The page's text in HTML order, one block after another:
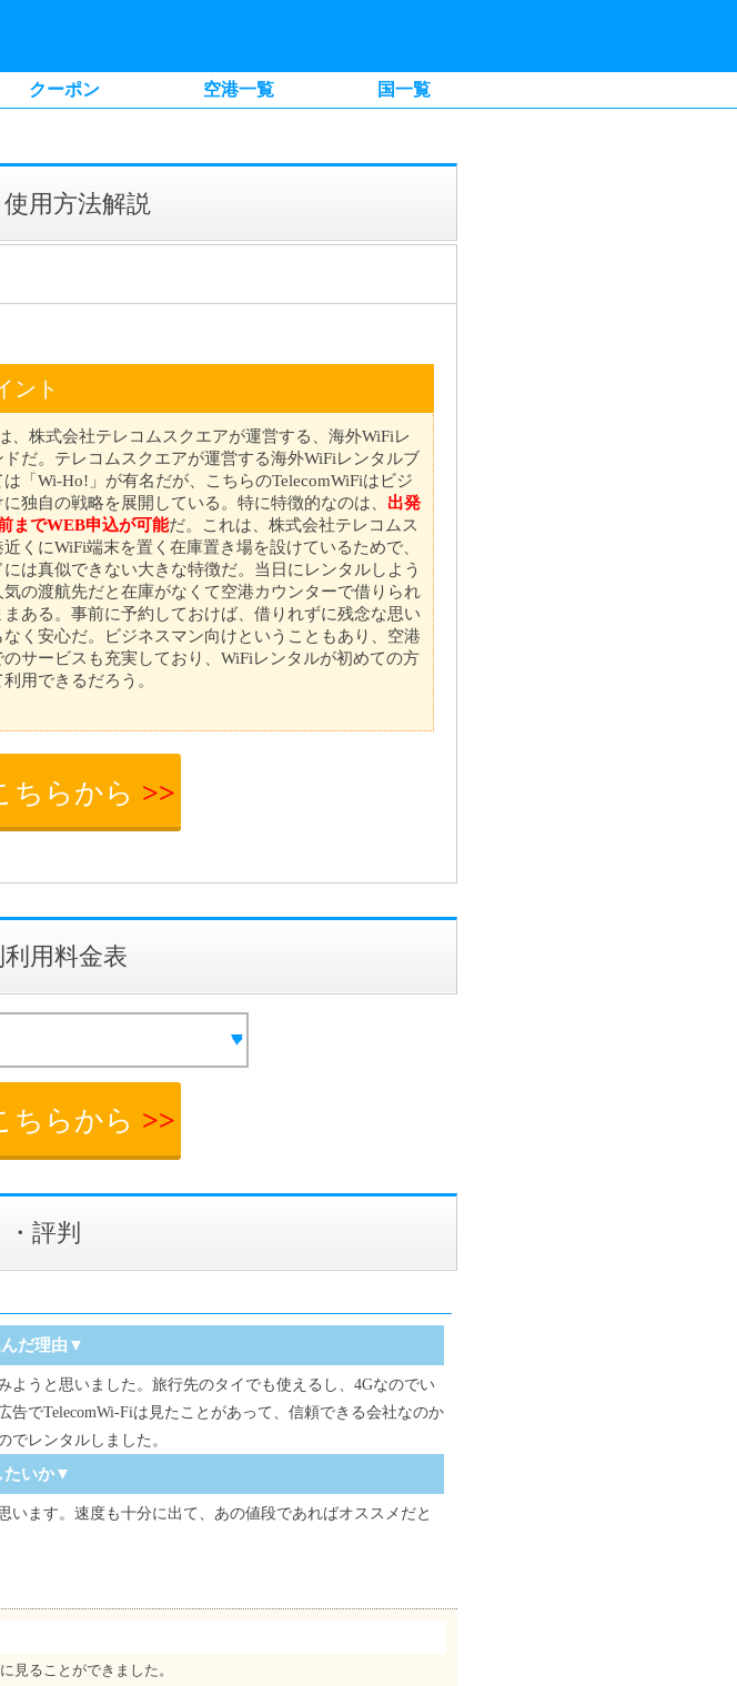
クーポン 空港一覧 国一覧
用方法解説
ント
、株式会社テレコムスクエアが運営する、海外WiFiレ
ドだ。テレコムスクエアが運営する海外WiFiレンタルブ
「Wi-Ho!」が有名だが、こちらのTelecomWiFiはビジ
独自の戦略を展開している。特に特徴的なのは、 出発
までWEB申込が可能だ。これは、株式会社テレコムス
くにWiFi端末を置く在庫置き場を設けているためで、
は真似できない大きな特徴だ。当日にレンタルしよう
気の渡航先だと在庫がなくて空港カウンターで借りられ
まある。事前に予約しておけば、借りれずに残念な思い
なく安心だ。ビジネスマン向けということもあり、空港
のサービスも充実しており、WiFiレンタルが初めての方
用できるだろう。
ちらから >>
用料金表
ちらから >>
評判
だ理由▼
ようと思いました。旅行先のタイでも使えるし、4Gなのでい
告でTelecomWi-Fiは見たことがあって、信頼できる会社なのか
でレンタルしました。
たいか▼
います。速度も十分に出て、あの値段であればオススメだと
見ることができました。